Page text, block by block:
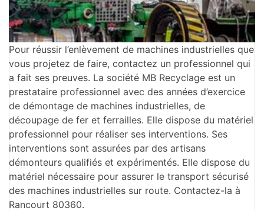
Pour réussir l’enlèvement de machines industrielles que
vous projetez de faire, contactez un professionnel qui
a fait ses preuves. La société MB Recyclage est un
prestataire professionnel avec des années d’exercice
de démontage de machines industrielles, de
découpage de fer et ferrailles. Elle dispose du matériel
professionnel pour réaliser ses interventions. Ses
interventions sont assurées par des artisans
démonteurs qualifiés et expérimentés. Elle dispose du
matériel nécessaire pour assurer le transport sécurisé
des machines industrielles sur route. Contactez-la à
Rancourt 80360.